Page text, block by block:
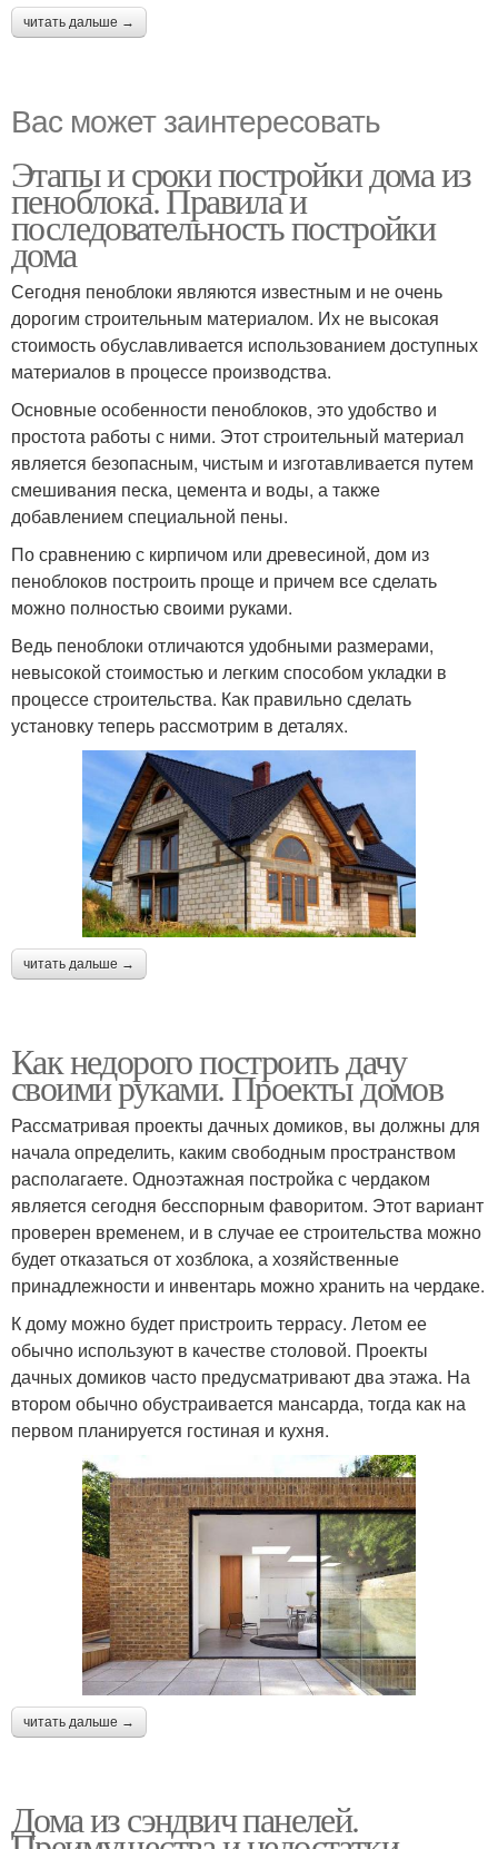
читать дальше →
Вас может заинтересовать
Этапы и сроки постройки дома из
пеноблока. Правила и
последовательность постройки
дома
Сегодня пеноблоки являются известным и не очень
дорогим строительным материалом. Их не высокая
стоимость обуславливается использованием доступных
материалов в процессе производства.
Основные особенности пеноблоков, это удобство и
простота работы с ними. Этот строительный материал
является безопасным, чистым и изготавливается путем
смешивания песка, цемента и воды, а также
добавлением специальной пены.
По сравнению с кирпичом или древесиной, дом из
пеноблоков построить проще и причем все сделать
можно полностью своими руками.
Ведь пеноблоки отличаются удобными размерами,
невысокой стоимостью и легким способом укладки в
процессе строительства. Как правильно сделать
установку теперь рассмотрим в деталях.
читать дальше →
Как недорого построить дачу
своими руками. Проекты домов
Рассматривая проекты дачных домиков, вы должны для
начала определить, каким свободным пространством
располагаете. Одноэтажная постройка с чердаком
является сегодня бесспорным фаворитом. Этот вариант
проверен временем, и в случае ее строительства можно
будет отказаться от хозблока, а хозяйственные
принадлежности и инвентарь можно хранить на чердаке.
К дому можно будет пристроить террасу. Летом ее
обычно используют в качестве столовой. Проекты
дачных домиков часто предусматривают два этажа. На
втором обычно обустраивается мансарда, тогда как на
первом планируется гостиная и кухня.
читать дальше →
Дома из сэндвич панелей.